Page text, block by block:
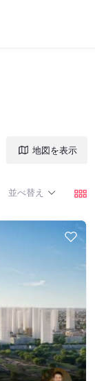
地図を表示
並べ替え